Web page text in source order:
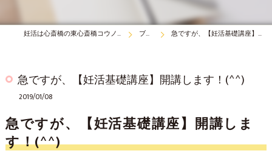
妊活は心斎橋の東心斎橋コウノトリ鍼灸整体院 ブログ 急ですが、【妊活基礎講座】開講します！(^^)
急ですが、【妊活基礎講座】開講します！(^^)
2019/01/08
急ですが、【妊活基礎講座】開講しま
す！(^^)